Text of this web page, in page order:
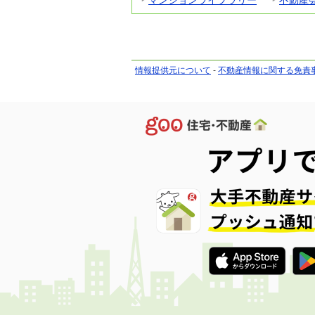
情報提供元について - 不動産情報に関する免責